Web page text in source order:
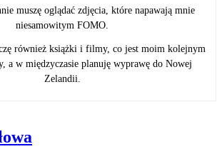
muszę oglądać zdjęcia, które napawają mnie
niesamowitym FOMO.
również książki i filmy, co jest moim kolejnym
a w międzyczasie planuję wyprawę do Nowej
Zelandii.